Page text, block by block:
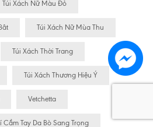
Túi Xách Nữ Màu Đỏ
Túi Xách Nữ Mùa Thu
Túi Xách Thời Trang
Túi Xách Thương Hiệu Ý
Vetchetta
Cầm Tay Da Bò Sang Trọng